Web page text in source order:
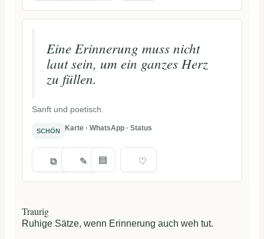
Eine Erinnerung muss nicht
laut sein, um ein ganzes Herz
zu füllen.
Sanft und poetisch.
SCHÖN Karte · WhatsApp · Status
⧉ ✎ ▤ ♡
Traurig
Ruhige Sätze, wenn Erinnerung auch weh tut.